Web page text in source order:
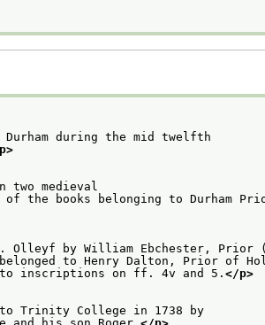
during the mid twelfth
two medieval
books belonging to Durham
Olleyf by William Ebchester, Prior
to Henry Dalton, Prior of
inscriptions on ff. 4v and 5. </p>
to Trinity College in 1738 by